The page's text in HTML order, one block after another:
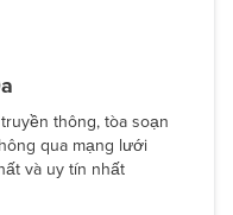
thông, tòa soạn
qua mạng lưới
và uy tín nhất